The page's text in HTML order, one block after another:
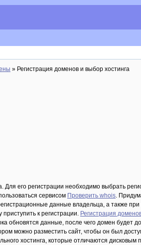
» Регистрация доменов и выбор хостинга
его регистрации необходимо выбрать
сервисом Проверить whois.
данные владельца, а также
к регистрации. Регистрация
обновятся данные, после чего домен будет
можно разместить сайт, чтобы он был
хостинга, которые отличаются дисковым